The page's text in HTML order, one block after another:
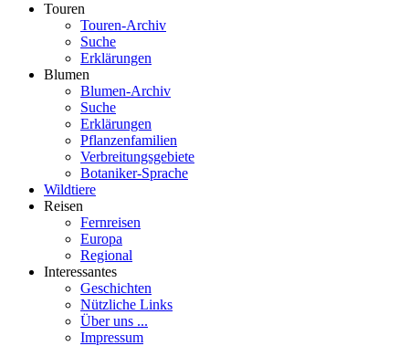
Touren
Touren-Archiv
Suche
Erklärungen
Blumen
Blumen-Archiv
Suche
Erklärungen
Pflanzenfamilien
Verbreitungsgebiete
Botaniker-Sprache
Wildtiere
Reisen
Fernreisen
Europa
Regional
Interessantes
Geschichten
Nützliche Links
Über uns ...
Impressum